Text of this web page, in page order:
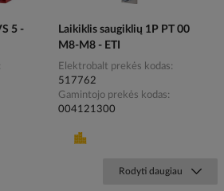
5 -
Laikiklis saugiklių 1P PT 00
M8-M8 - ETI
Elektrobalt prekės kodas
517762
Gamintojo prekės kodas
004121300
Rodyti daugiau